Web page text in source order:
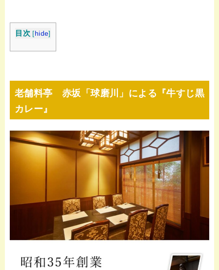
目次 [ hide]
老舗料亭 赤坂「球磨川」による『牛すじ黒
カレー』